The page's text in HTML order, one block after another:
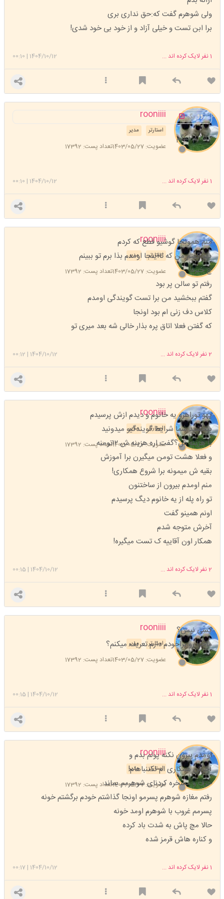
ولی شوهرم گفت که:حق نداری بری
برا ابن تست و خیلی آزاد و از خود بی خود شدی!
1404/10/12
|
00:10 1نفر لایک کرده اند ...
rooniiii
مدیر استارتر
عضویت: 1403/05/27 تعداد پست: 17392
بگو
بیادارم میگم
1404/10/12
|
00:10 1نفر لایک کرده اند ...
rooniiii
مدیر استارتر
عضویت: 1403/05/27 تعداد پست: 17392
منم همونجا گوشیو قطع که کردم
یهو گفتم من که تااینجا اومدم بذا برم تو ببینم
چ خبره!
رفتم تو سالن پر بود
گفتم ببخشید من برا تست گویندگی اومدم
کلاس دف زنی ام بود اونجا
که گفتن فعلا اتاق پره بذار خالی شه بعد میری تو
1404/10/12
|
00:12 2نفر لایک کرده اند ...
rooniiii
مدیر استارتر
عضویت: 1403/05/27 تعداد پست: 17392
یهو توراهرو یه خانوم و دیدم ازش پرسیدم
ببخشید شما شرایط گویندگیو میدونید
با هزینه ش؟گفت اره هزینه ش ۱۲تومنه
و فعلا هشت تومن میگیرن برا آموزش
بقیه ش میمونه برا شروع همکاری!
منم اومدم بیرون از ساختنون
تو راه پله از یه خانوم دیگ پرسیدم
اونم همینو گفت
آخرش متوجه شدم
همکار اون آقاییه ک تست میگیره!
1404/10/12
|
00:15 2نفر لایک کرده اند ...
rooniiii
مدیر استارتر
عضویت: 1403/05/27 تعداد پست: 17392
کسی نیس؟
ماجرا رو براخودم دارم تعریف میکنم؟
1404/10/12
|
00:15 1نفر لایک کرده اند ...
rooniiii
مدیر استارتر
عضویت: 1403/05/27 تعداد پست: 17392
اومدم بیرون نکنه پولم بدم و
آخرش همکاری ام نکننباهام!
حرف و مسخره کردنای شوهرمم بماند
رفتم مغازه شوهرم پسرمو اونجا گذاشتم خودم برگشتم خونه
پسرمم غروب با شوهرم اومد خونه
حالا مچ پاش به شدت باد کرده
و کناره هاش قرمز شده
1404/10/12
|
00:17 1نفر لایک کرده اند ...